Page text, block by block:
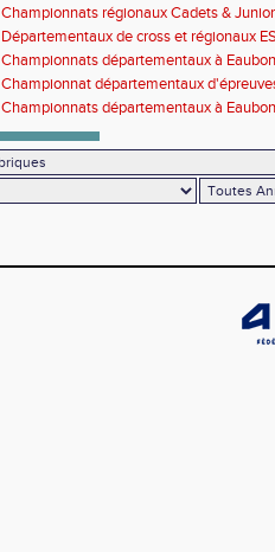
Championnats régionaux Cadets &
performances avant le Meeting de Paris
Départementaux de cross et régionaux
Championnats départementaux à
Championnat départementaux
Championnats départementaux à